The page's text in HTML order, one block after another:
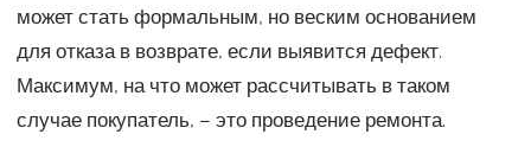
может стать формальным, но веским основанием
для отказа в возврате, если выявится дефект.
Максимум, на что может рассчитывать в таком
случае покупатель, – это проведение ремонта.